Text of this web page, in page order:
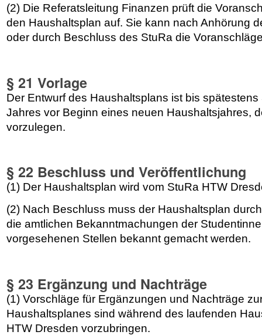
(2) Die Referatsleitung Finanzen prüft die
den Haushaltsplan auf. Sie kann nach Anhörung
oder durch Beschluss des StuRa die
§ 21 Vorlage
Der Entwurf des Haushaltsplans ist bis
Jahres vor Beginn eines neuen Haushaltsjahres,
vorzulegen.
§ 22 Beschluss und Veröffentlichung
(1) Der Haushaltsplan wird vom StuRa HTW
(2) Nach Beschluss muss der Haushaltsplan
die amtlichen Bekanntmachungen der
vorgesehenen Stellen bekannt gemacht werden.
§ 23 Ergänzung und Nachträge
(1) Vorschläge für Ergänzungen und Nachträge
Haushaltsplanes sind während des laufenden
HTW Dresden vorzubringen.